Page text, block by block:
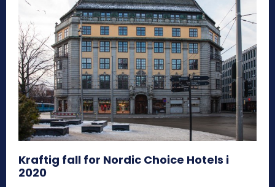
Kraftig fall for Nordic Choice Hotels i
2020